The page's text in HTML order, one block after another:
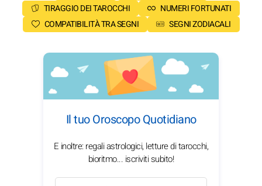
TIRAGGIO DEI TAROCCHI
NUMERI FORTUNATI
COMPATIBILITÀ TRA SEGNI
SEGNI ZODIACALI
Il tuo Oroscopo Quotidiano
E inoltre: regali astrologici, letture di tarocchi,
bioritmo... iscriviti subito!